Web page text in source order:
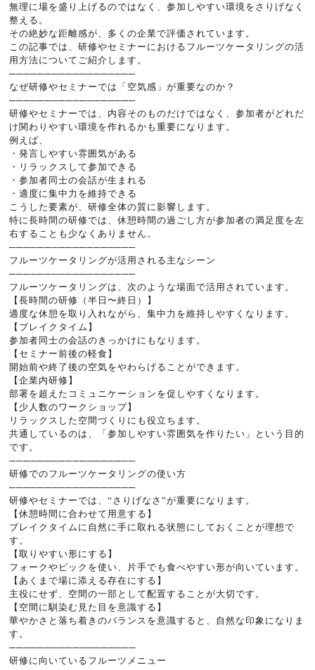
無理に場を盛り上げるのではなく、参加しやすい環境をさりげなく
整える。
その絶妙な距離感が、多くの企業で評価されています。
この記事では、研修やセミナーにおけるフルーツケータリングの活
用方法についてご紹介します。
──────────────────
なぜ研修やセミナーでは「空気感」が重要なのか？
──────────────────
研修やセミナーでは、内容そのものだけではなく、参加者がどれだ
け関わりやすい環境を作れるかも重要になります。
例えば、
・発言しやすい雰囲気がある
・リラックスして参加できる
・参加者同士の会話が生まれる
・適度に集中力を維持できる
こうした要素が、研修全体の質に影響します。
特に長時間の研修では、休憩時間の過ごし方が参加者の満足度を左
右することも少なくありません。
──────────────────
フルーツケータリングが活用される主なシーン
──────────────────
フルーツケータリングは、次のような場面で活用されています。
【長時間の研修（半日〜終日）】
適度な休憩を取り入れながら、集中力を維持しやすくなります。
【ブレイクタイム】
参加者同士の会話のきっかけにもなります。
【セミナー前後の軽食】
開始前や終了後の空気をやわらげることができます。
【企業内研修】
部署を超えたコミュニケーションを促しやすくなります。
【少人数のワークショップ】
リラックスした空間づくりにも役立ちます。
共通しているのは、「参加しやすい雰囲気を作りたい」という目的
です。
──────────────────
研修でのフルーツケータリングの使い方
──────────────────
研修やセミナーでは、“さりげなさ”が重要になります。
【休憩時間に合わせて用意する】
ブレイクタイムに自然に手に取れる状態にしておくことが理想で
す。
【取りやすい形にする】
フォークやピックを使い、片手でも食べやすい形が向いています。
【あくまで場に添える存在にする】
主役にせず、空間の一部として配置することが大切です。
【空間に馴染む見た目を意識する】
華やかさと落ち着きのバランスを意識すると、自然な印象になりま
す。
──────────────────
研修に向いているフルーツメニュー